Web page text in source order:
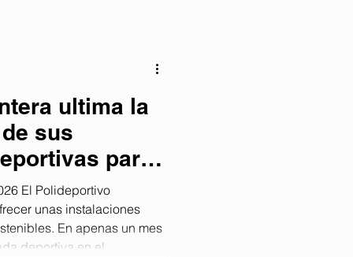
ultima la
sus
para
El Polideportivo
unas instalaciones
En apenas un mes
deportiva en el